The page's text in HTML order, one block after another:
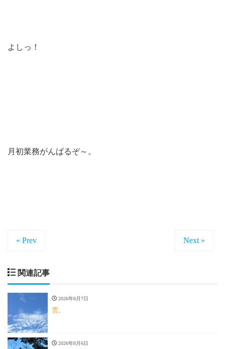
よしっ！
月初業務がんばるぞ～。
« Prev Next »
関連記事
2026年8月7日
雲。
2026年8月6日